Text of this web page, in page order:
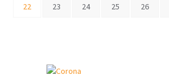
22 23 24 25 26